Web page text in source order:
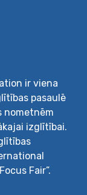
ir viena
pasaulē
nometnēm
izglītībai.
Fair”.